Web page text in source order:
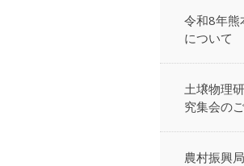
令和8年熊
について
土壌物理
究集会の
農村振興